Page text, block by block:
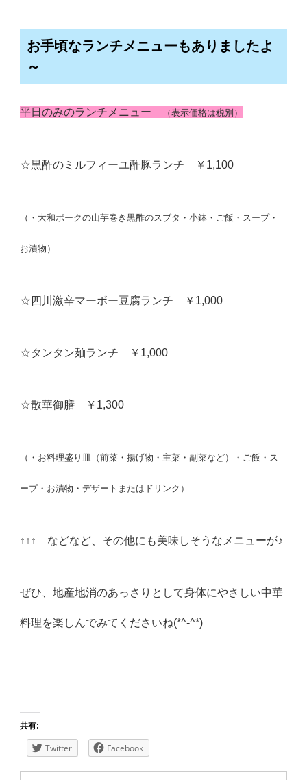
お手頃なランチメニューもありましたよ
～
平日のみのランチメニュー （表示価格は税別）
☆黒酢のミルフィーユ酢豚ランチ ￥1,100
（・大和ポークの山芋巻き黒酢のスブタ・小鉢・ご飯・スープ・
お漬物）
☆四川激辛マーボー豆腐ランチ ￥1,000
☆タンタン麺ランチ ￥1,000
☆散華御膳 ￥1,300
（・お料理盛り皿（前菜・揚げ物・主菜・副菜など）・ご飯・ス
ープ・お漬物・デザートまたはドリンク）
↑↑↑ などなど、その他にも美味しそうなメニューが♪
ぜひ、地産地消のあっさりとして身体にやさしい中華
料理を楽しんでみてくださいね(*^-^*)
共有:
Twitter Facebook